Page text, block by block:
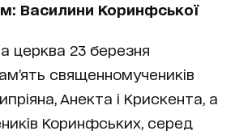
Василини Коринфської
церква 23 березня
священномучеників
Анекта і Крискента, а
Коринфських, серед